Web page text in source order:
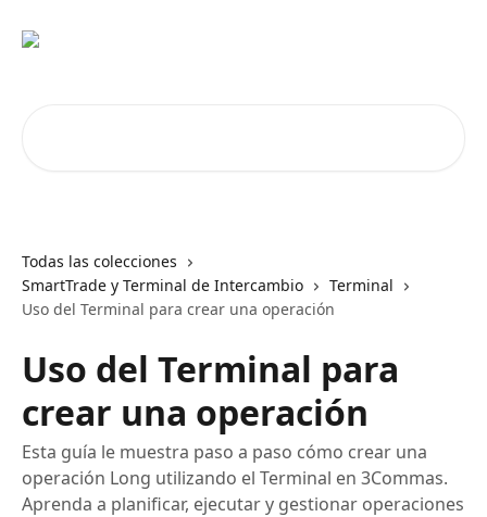
Todas las colecciones
SmartTrade y Terminal de Intercambio
Terminal
Uso del Terminal para crear una operación
Uso del Terminal para
crear una operación
Esta guía le muestra paso a paso cómo crear una
operación Long utilizando el Terminal en 3Commas.
Aprenda a planificar, ejecutar y gestionar operaciones